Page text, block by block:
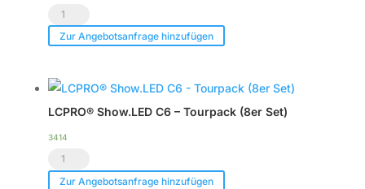
Voice
Acoustic
HDSP-
6DA
|
DSP
Endstufe
Zur Angebotsanfrage hinzufügen
LCPRO® Show.LED C6 – Tourpack (8er Set)
3414
LCPRO®
Show.LED
Zur Angebotsanfrage hinzufügen